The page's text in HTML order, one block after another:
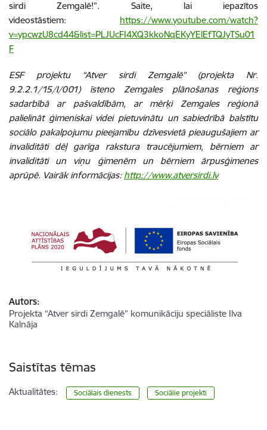
sirdi Zemgalē!”. Saite, lai iepazītos
videostāstiem: https://www.youtube.com/watch?
v=ypcwzU8cd44&list=PLJUcFI4XQ3kkoNqEKyYElEfTQJyTSu01
F
ESF projektu “Atver sirdi Zemgalē” (projekta Nr.
9.2.2.1/15/I/001) īsteno Zemgales plānošanas reģions
sadarbībā ar pašvaldībām, ar mērķi Zemgales reģionā
palielināt ģimeniskai videi pietuvinātu un sabiedrībā balstītu
sociālo pakalpojumu pieejamību dzīvesvietā pieaugušajiem ar
invaliditāti dēļ garīga rakstura traucējumiem, bērniem ar
invaliditāti un viņu ģimenēm un bērniem ārpusģimenes
aprūpē. Vairāk informācijas: http://www.atversirdi.lv
Autors:
Projekta “Atver sirdi Zemgalē” komunikāciju speciāliste Ilva
Kalnāja
Saistītas tēmas
Aktualitātes: Sociālais dienests Sociālie projekti